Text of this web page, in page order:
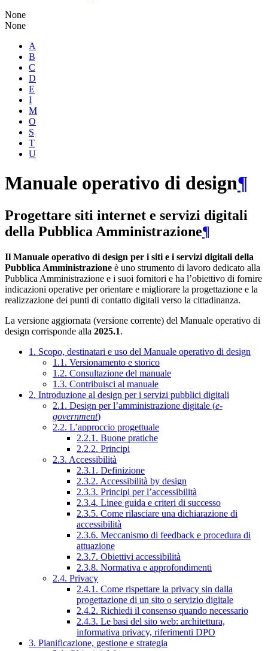
None
None
A
B
C
D
E
I
M
O
S
T
U
Manuale operativo di design¶
Progettare siti internet e servizi digitali
della Pubblica Amministrazione¶
Il Manuale operativo di design per i siti e i servizi digitali della
Pubblica Amministrazione è uno strumento di lavoro dedicato alla
Pubblica Amministrazione e i suoi fornitori e ha l’obiettivo di fornire
indicazioni operative per orientare e migliorare la progettazione e la
realizzazione dei punti di contatto digitali verso la cittadinanza.
La versione aggiornata (versione corrente) del Manuale operativo di
design corrisponde alla 2025.1.
1. Scopo, destinatari e uso del Manuale operativo di design
1.1. Versionamento e storico
1.2. Consultazione del manuale
1.3. Contribuisci al manuale
2. Introduzione al design per i servizi pubblici digitali
2.1. Design per l’amministrazione digitale (e-
government)
2.2. L’approccio progettuale
2.2.1. Buone pratiche
2.2.2. Principi
2.3. Accessibilità
2.3.1. Definizione
2.3.2. Accessibilità by design
2.3.3. Principi per l’accessibilità
2.3.4. Linee guida e criteri di successo
2.3.5. Come rilasciare una dichiarazione di
accessibilità
2.3.6. Meccanismo di feedback e procedura di
attuazione
2.3.7. Obiettivi accessibilità
2.3.8. Normativa e approfondimenti
2.4. Privacy
2.4.1. Come rispettare la privacy sin dalla
progettazione di un sito o servizio digitale
2.4.2. Richiedi il consenso quando necessario
2.4.3. Le basi del sito web: architettura,
informativa privacy, riferimenti DPO
3. Pianificazione, gestione e strategia